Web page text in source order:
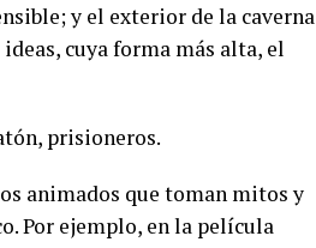
y el exterior de la caverna
cuya forma más alta, el
prisioneros.
animados que toman mitos y
Por ejemplo, en la película